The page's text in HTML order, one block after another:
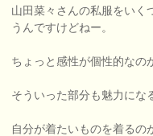
山田菜々さんの私服をいく
うんですけどねー。
ちょっと感性が個性的なの
そういった部分も魅力にな
自分が着たいものを着るの